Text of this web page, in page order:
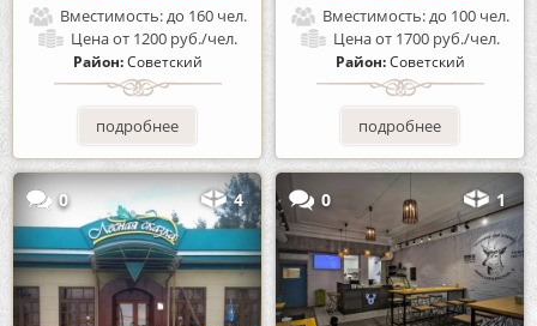
Вместимость:до 160 чел.
Ценаот 1200 руб./чел.
Район:Советский
подробнее
Вместимость:до 100 чел.
Ценаот 1700 руб./чел.
Район:Советский
подробнее
0 4 0 1